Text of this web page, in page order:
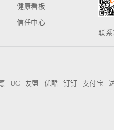
健康看板
信任中心
联系
UC 友盟 优酷 钉钉 支付宝